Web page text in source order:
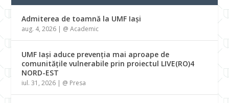
Admiterea de toamnă la UMF Iași
aug. 4, 2026 | @ Academic
UMF Iași aduce prevenția mai aproape de
comunitățile vulnerabile prin proiectul LIVE(RO)4
NORD-EST
iul. 31, 2026 | @ Presa